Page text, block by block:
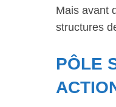
Mais avant
structures
PÔLE